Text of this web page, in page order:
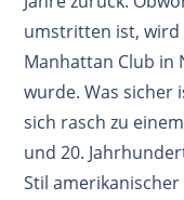
umstritten ist, wird
Manhattan Club in
wurde. Was sicher
sich rasch zu
und 20.
Stil